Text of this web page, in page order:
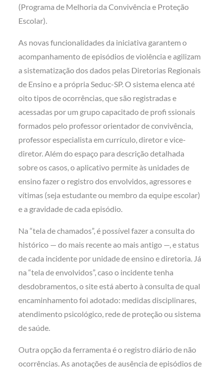
(Programa de Melhoria da Convivência e Proteção
Escolar).
As novas funcionalidades da iniciativa garantem o
acompanhamento de episódios de violência e agilizam
a sistematização dos dados pelas Diretorias Regionais
de Ensino e a própria Seduc-SP. O sistema elenca até
oito tipos de ocorrências, que são registradas e
acessadas por um grupo capacitado de profi ssionais
formados pelo professor orientador de convivência,
professor especialista em currículo, diretor e vice-
diretor. Além do espaço para descrição detalhada
sobre os casos, o aplicativo permite às unidades de
ensino fazer o registro dos envolvidos, agressores e
vítimas (seja estudante ou membro da equipe escolar)
e a gravidade de cada episódio.
Na “tela de chamados”, é possível fazer a consulta do
histórico — do mais recente ao mais antigo —, e status
de cada incidente por unidade de ensino e diretoria. Já
na “tela de envolvidos”, caso o incidente tenha
desdobramentos, o site está aberto à consulta de qual
encaminhamento foi adotado: medidas disciplinares,
atendimento psicológico, rede de proteção ou sistema
de saúde.
Outra opção da ferramenta é o registro diário de não
ocorrências. As anotações de ausência de episódios de